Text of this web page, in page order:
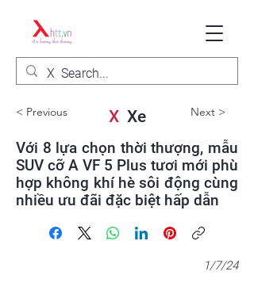
< Previous XXe Next >
Với 8 lựa chọn thời thượng, mẫu
SUV cỡ A VF 5 Plus tươi mới phù
hợp không khí hè sôi động cùng
nhiều ưu đãi đặc biệt hấp dẫn
1/7/24